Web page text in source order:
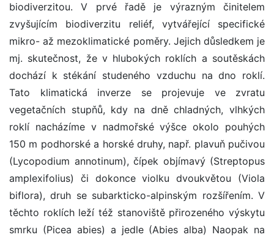
biodiverzitou. V prvé řadě je výrazným činitelem
zvyšujícím biodiverzitu reliéf, vytvářející specifické
mikro- až mezoklimatické poměry. Jejich důsledkem je
mj. skutečnost, že v hlubokých roklích a soutěskách
dochází k stékání studeného vzduchu na dno roklí.
Tato klimatická inverze se projevuje ve zvratu
vegetačních stupňů, kdy na dně chladných, vlhkých
roklí nacházíme v nadmořské výšce okolo pouhých
150 m podhorské a horské druhy, např. plavuň pučivou
(Lycopodium annotinum), čípek objímavý (Streptopus
amplexifolius) či dokonce violku dvoukvětou (Viola
biflora), druh se subarkticko-alpinským rozšířením. V
těchto roklích leží též stanoviště přirozeného výskytu
smrku (Picea abies) a jedle (Abies alba) Naopak na